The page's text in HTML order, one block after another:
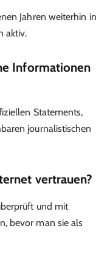
Jahren weiterhin in
aktiv.
Informationen
Statements,
journalistischen
vertrauen?
und mit
bevor man sie als